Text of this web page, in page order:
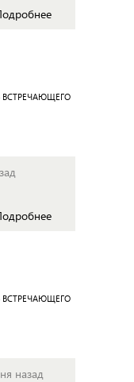
ВСТРЕЧАЮЩЕГО
ВСТРЕЧАЮЩЕГО
назад